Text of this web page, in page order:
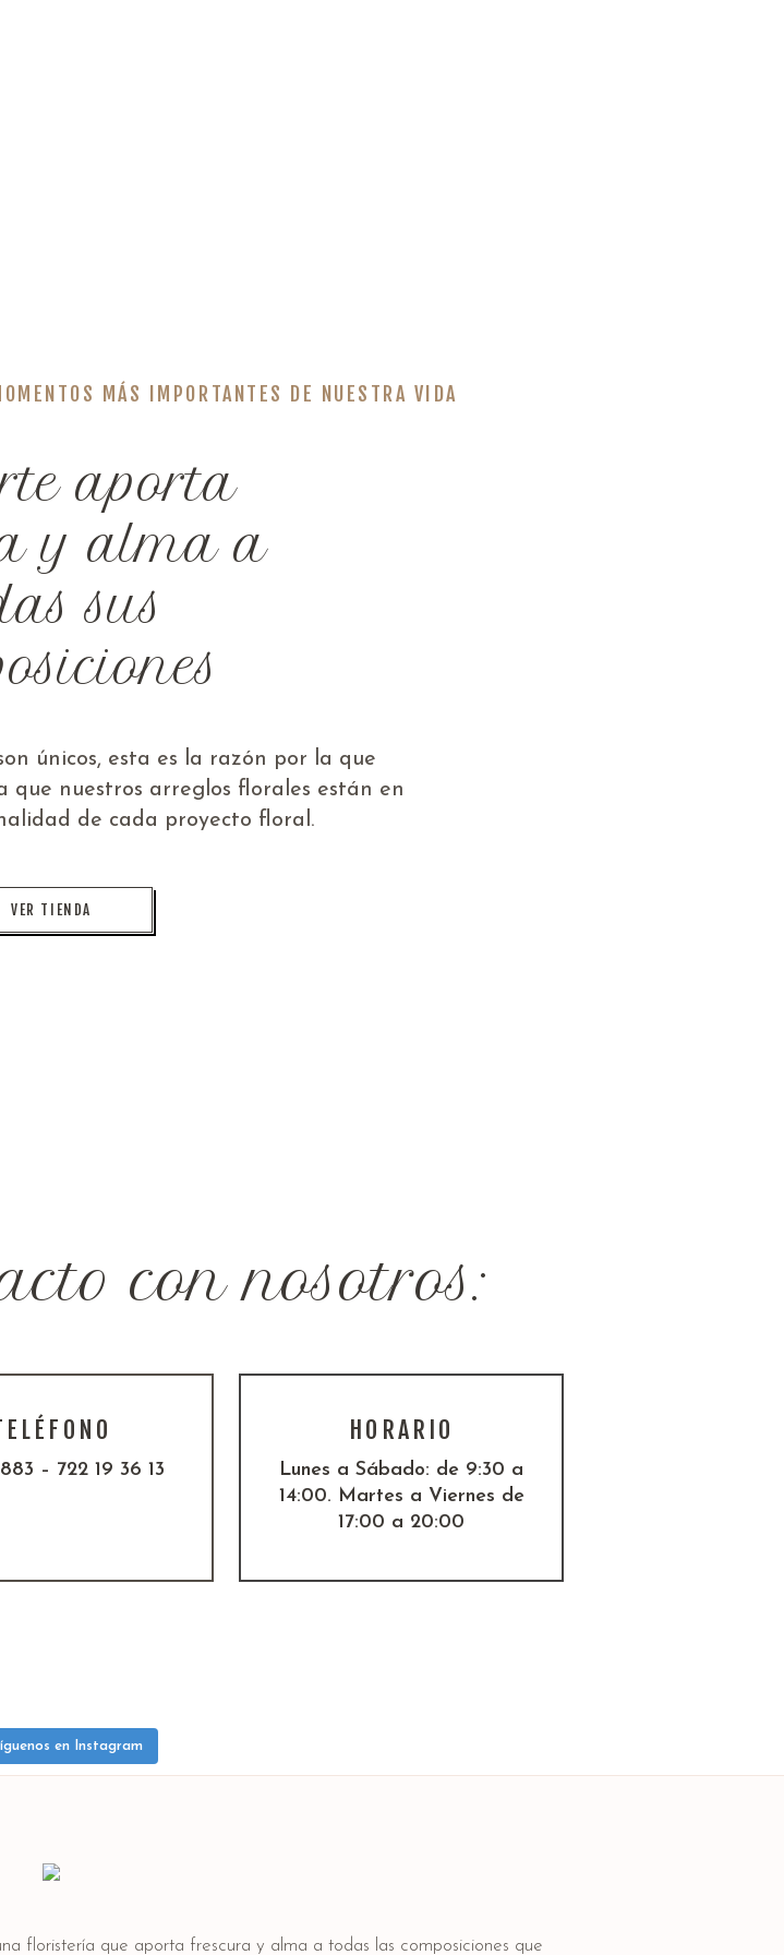
MÁS IMPORTANTES DE NUESTRA VIDA
aporta
y alma a
sus
únicos, esta es la razón por la que
que nuestros arreglos florales están en
de cada proyecto floral.
VER TIENDA
con nosotros:
– 722 19 36 13
HORARIO
Lunes a Sábado: de 9:30 a
14:00. Martes a Viernes de
17:00 a 20:00
en Instagram
floristería que aporta frescura y alma a todas las composiciones que